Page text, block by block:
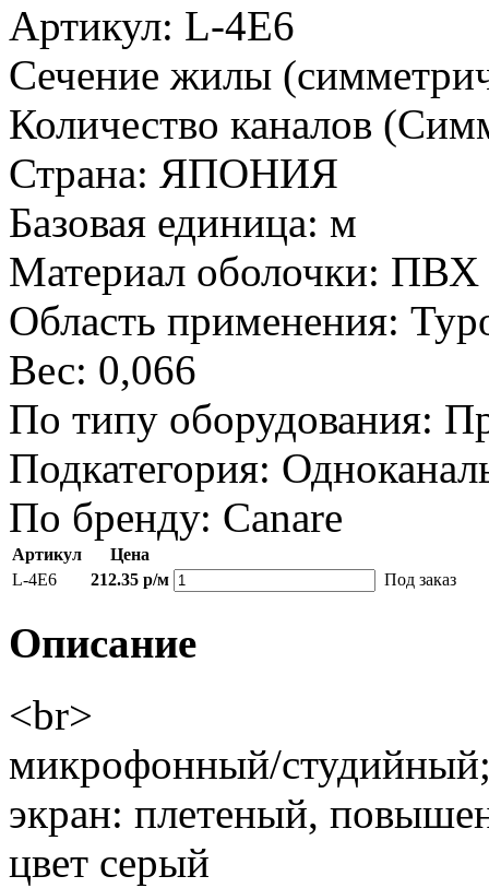
Артикул: L-4E6
Сечение жилы
Количество каналов
Страна: ЯПОНИЯ
Базовая единица: м
Материал оболочки: ПВХ
Область применения:
Вес: 0,066
По типу оборудования:
Подкатегория:
По бренду: Canare
Артикул
Цена
L-4E6
212.35 р/м Под заказ
Описание
<br>
микрофонный/
экран: плетеный,
цвет серый